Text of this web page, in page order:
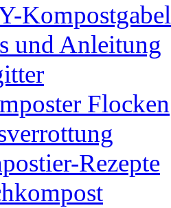
Kompostgabel
und Anleitung
Flocken
Rezepte